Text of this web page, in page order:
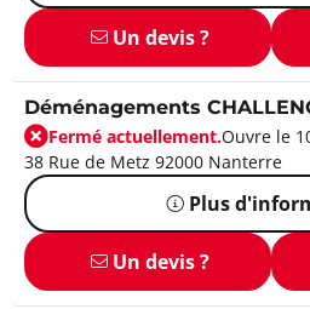
Un devis ?
Déménagements
Fermé actuellement.Ouvre le
38 Rue de Metz 92000 Nanterre
Plus
Un devis ?